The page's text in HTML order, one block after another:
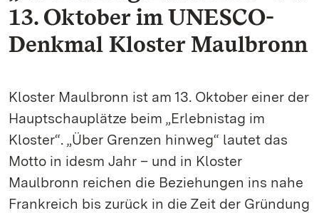
13. Oktober im UNESCO-
Denkmal Kloster Maulbronn
Kloster Maulbronn ist am 13. Oktober einer der
Hauptschauplätze beim „Erlebnistag im
Kloster“. „Über Grenzen hinweg“ lautet das
Motto in idesm Jahr – und in Kloster
Maulbronn reichen die Beziehungen ins nahe
Frankreich bis zurück in die Zeit der Gründung